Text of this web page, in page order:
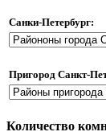
Санки-Петербург:
Пригород Санкт-
Количество